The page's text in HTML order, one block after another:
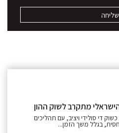
מתקרב לשוק ההון
די סולידי ויציב, עם תהליכים
יחסית, בגלל משך הזמן...